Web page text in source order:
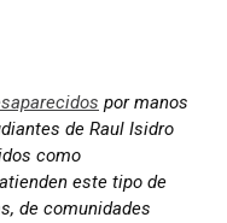
por manos
de Raul Isidro
como
este tipo de
de comunidades